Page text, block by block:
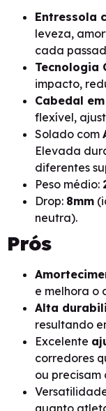
Entressola
leveza,
cada
Tecnologia
impacto,
Cabedal
flexível,
Solado com
Elevada
diferentes
Peso médio:
Drop: 8mm
neutra).
Prós
e melhora o
Alta
resultando
Excelente
corredores
ou precisam